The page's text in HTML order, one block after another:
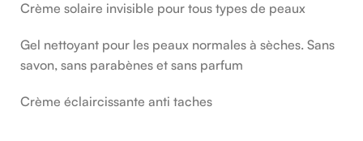
Crème solaire invisible pour tous types de peaux
Gel nettoyant pour les peaux normales à sèches. Sans
savon, sans parabènes et sans parfum
Crème éclaircissante anti taches